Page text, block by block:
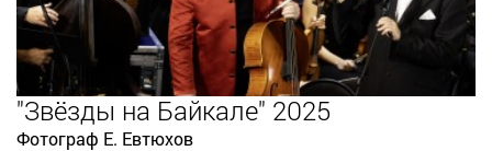
"Звёзды на Байкале" 2025
Фотограф Е. Евтюхов